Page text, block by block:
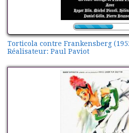
Torticola contre Frankensberg
Réalisateur: Paul Paviot